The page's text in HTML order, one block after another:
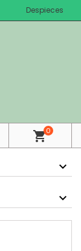
Despieces
shopping_cart0